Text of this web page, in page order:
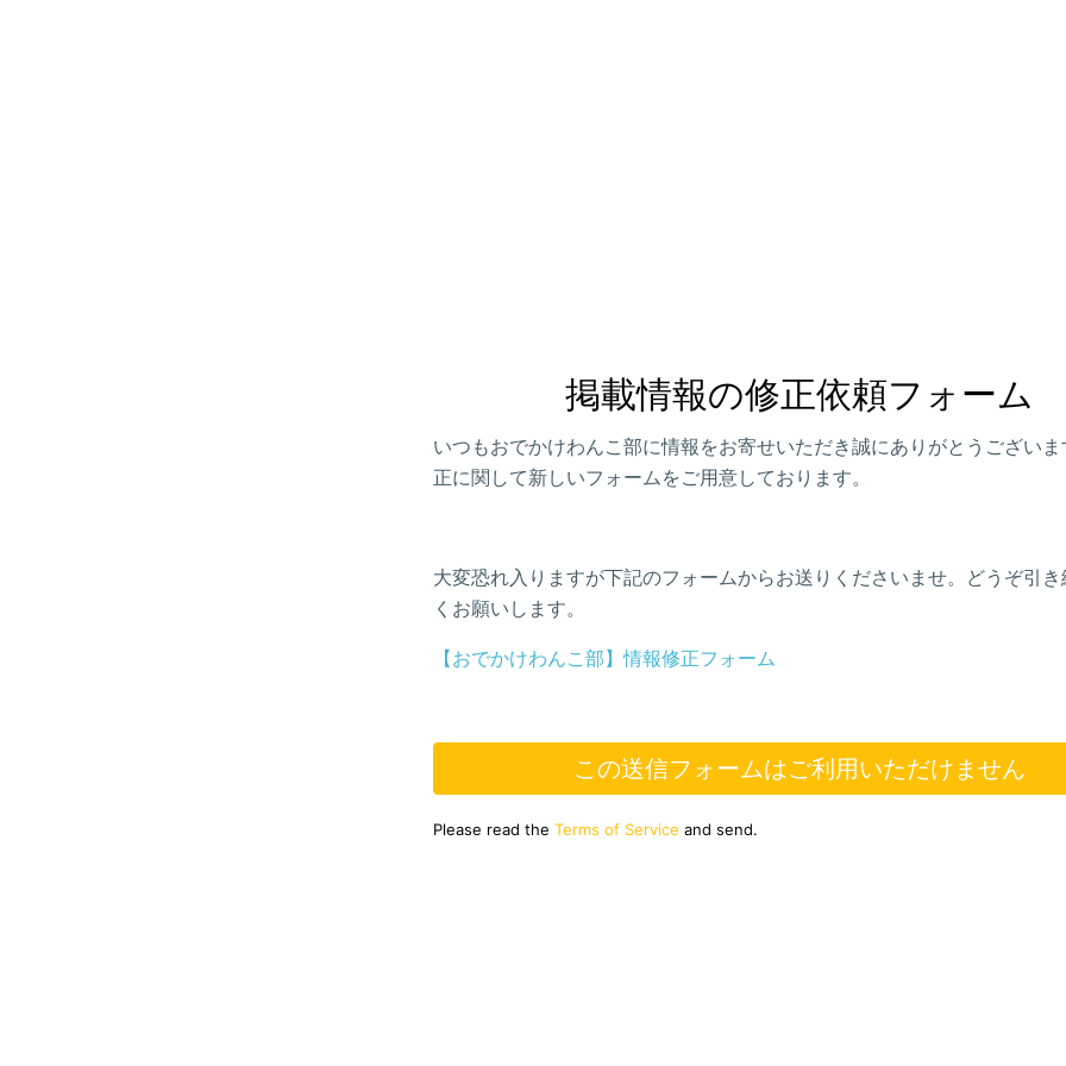
掲載情報の修正依頼フォーム
いつもおでかけわんこ部に情報をお寄せいただき誠にありがとうござい
正に関して新しいフォームをご用意しております。
大変恐れ入りますが下記のフォームからお送りくださいませ。どうぞ引き
くお願いします。
【おでかけわんこ部】情報修正フォーム
この送信フォームはご利用いただけません
Please read the Terms of Service and send.